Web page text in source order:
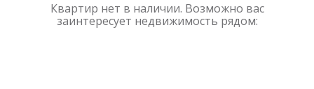
Квартир нет в наличии. Возможно вас
заинтересует недвижимость рядом: